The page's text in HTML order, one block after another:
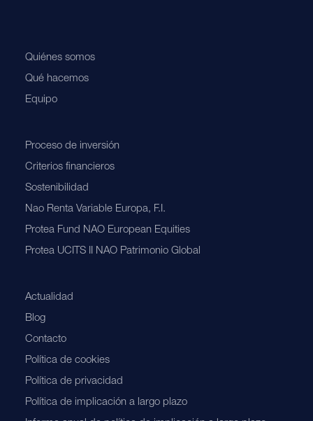
Quiénes somos
Qué hacemos
Equipo
Proceso de inversión
Criterios financieros
Sostenibilidad
Nao Renta Variable Europa, F.I.
Protea Fund NAO European Equities
Protea UCITS II NAO Patrimonio Global
Actualidad
Blog
Contacto
Política de cookies
Política de privacidad
Política de implicación a largo plazo